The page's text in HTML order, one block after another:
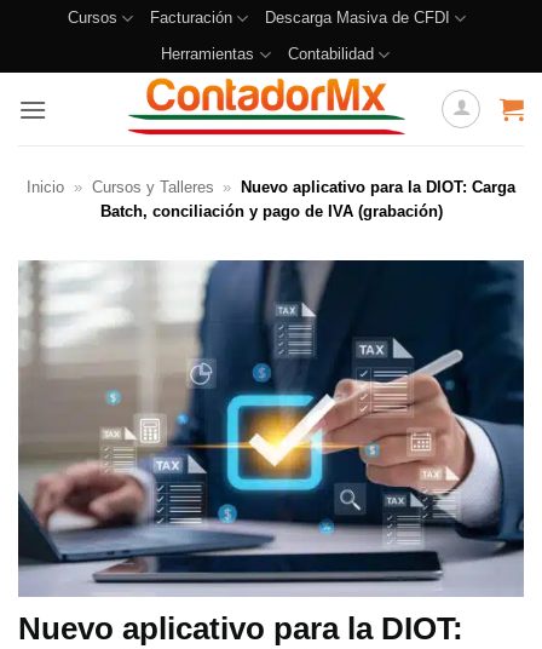
Cursos Facturación
Descarga Masiva de CFDI
Herramientas
Contabilidad
Inicio » Cursos y Talleres »
Nuevo aplicativo para la DIOT: Carga
Batch, conciliación y pago de IVA (grabación)
Nuevo aplicativo para la DIOT: